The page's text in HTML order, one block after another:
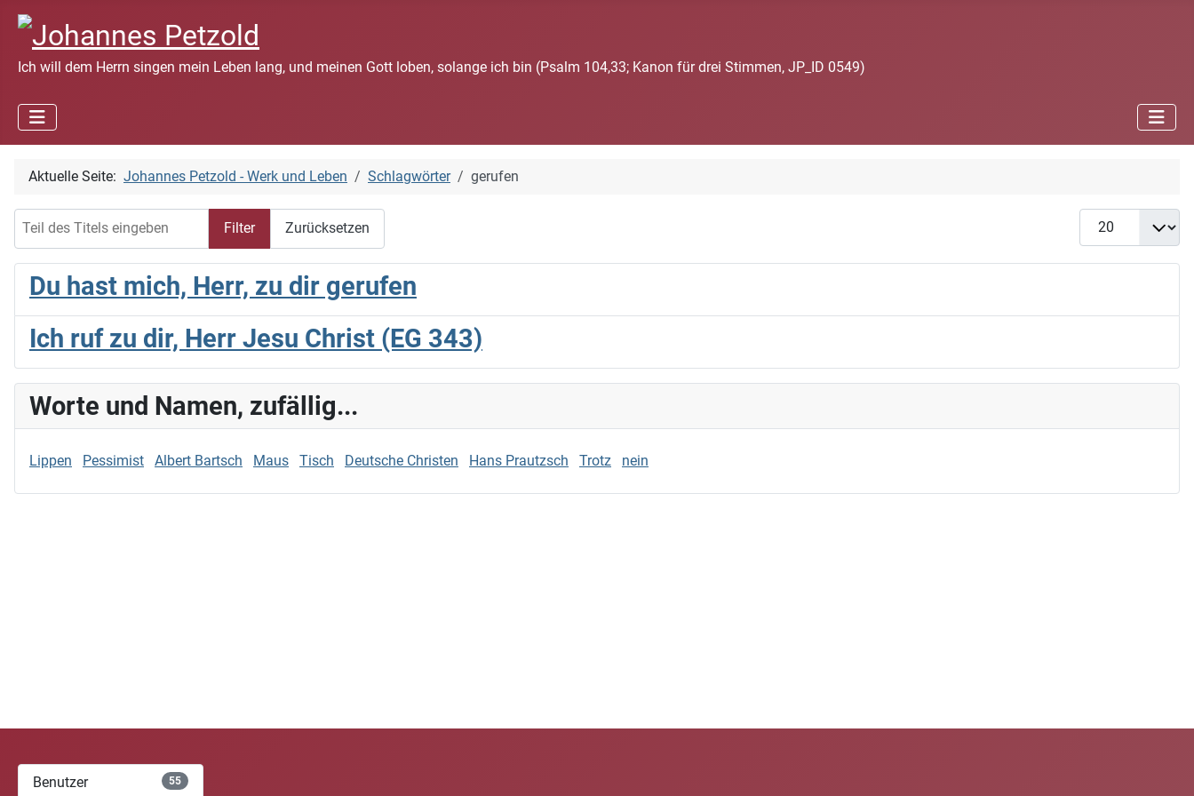
Ich will dem Herrn singen mein Leben lang, und meinen Gott loben, solange ich bin (Psalm 104,33; Kanon für drei Stimmen, JP_ID 0549)
Aktuelle Seite: Johannes Petzold - Werk und Leben Schlagwörter gerufen
Filter Zurücksetzen
Anzeige #
Du hast mich, Herr, zu dir gerufen
Ich ruf zu dir, Herr Jesu Christ (EG 343)
Worte und Namen, zufällig...
Lippen Pessimist Albert Bartsch Maus Tisch Deutsche Christen Hans Prautzsch Trotz nein
Benutzer 55